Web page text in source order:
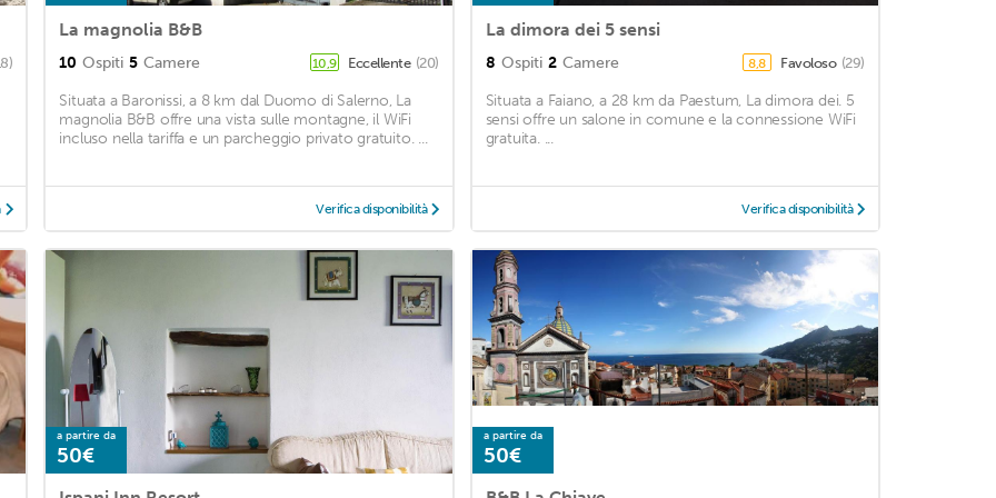
La magnolia B&B
10 Ospiti 5 Camere 10,9 Eccellente (20)
Situata a Baronissi, a 8 km dal Duomo di Salerno, La
magnolia B&B offre una vista sulle montagne, il WiFi
incluso nella tariffa e un parcheggio privato gratuito. ...
Verifica disponibilità
La dimora dei 5 sensi
8 Ospiti 2 Camere 8,8 Favoloso (29)
Situata a Faiano, a 28 km da Paestum, La dimora dei. 5
sensi offre un salone in comune e la connessione WiFi
gratuita. ...
Verifica disponibilità
a partire da
50€
a partire da
50€